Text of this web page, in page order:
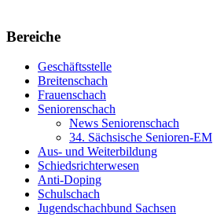
Bereiche
Geschäftsstelle
Breitenschach
Frauenschach
Seniorenschach
News Seniorenschach
34. Sächsische Senioren-EM
Aus- und Weiterbildung
Schiedsrichterwesen
Anti-Doping
Schulschach
Jugendschachbund Sachsen